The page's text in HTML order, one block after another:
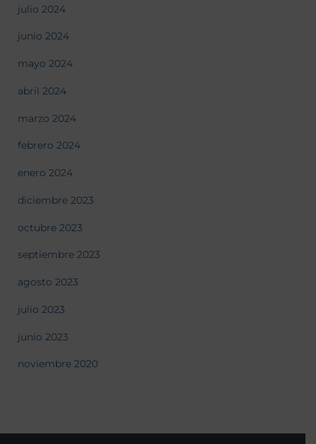
julio 2024
junio 2024
mayo 2024
abril 2024
marzo 2024
febrero 2024
enero 2024
diciembre 2023
octubre 2023
septiembre 2023
agosto 2023
julio 2023
junio 2023
noviembre 2020